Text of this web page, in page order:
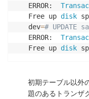
ERROR:
Free up disk
dev=# UPDATE
ERROR:
Free up disk
初期テーブル以外
題のあるトランザ